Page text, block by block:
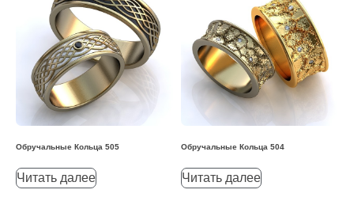
Обручальные Кольца 505
Читать далее
Обручальные Кольца 504
Читать далее